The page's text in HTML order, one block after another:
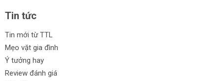
Tin tức
Tin mới từ TTL
Mẹo vặt gia đình
Ý tưởng hay
Review đánh giá